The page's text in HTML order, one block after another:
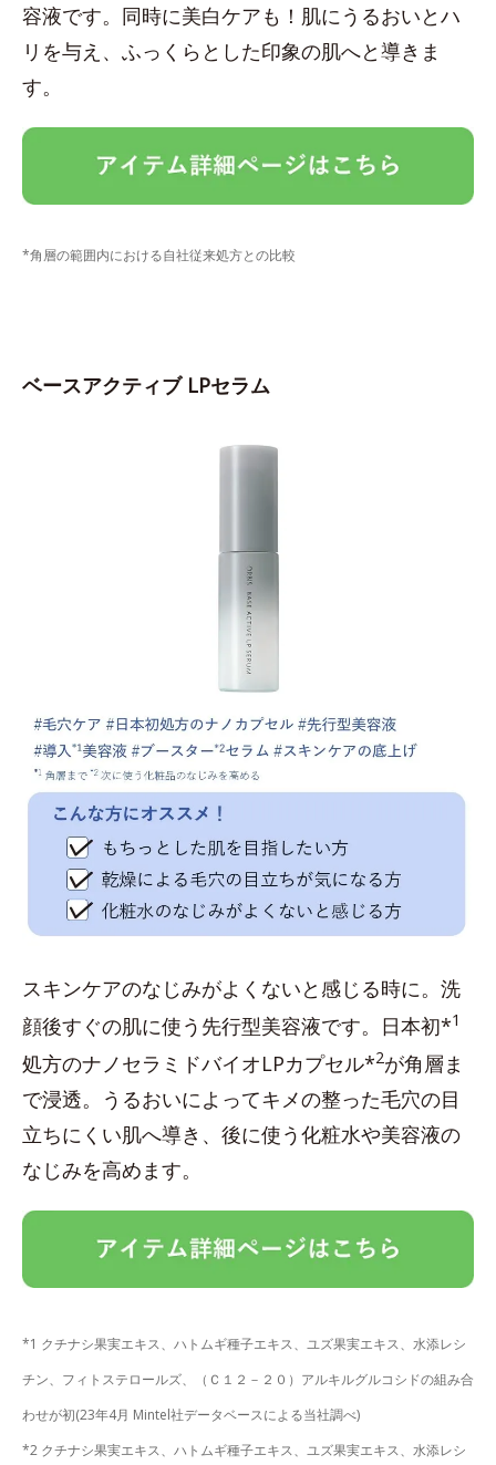
容液です。同時に美白ケアも！肌にうるおいとハ
リを与え、ふっくらとした印象の肌へと導きま
す。
*角層の範囲内における自社従来処方との比較
ベースアクティブ LPセラム
スキンケアのなじみがよくないと感じる時に。洗
顔後すぐの肌に使う先行型美容液です。日本初*1
処方のナノセラミドバイオLPカプセル*2が角層ま
で浸透。うるおいによってキメの整った毛穴の目
立ちにくい肌へ導き、後に使う化粧水や美容液の
なじみを高めます。
*1 クチナシ果実エキス、ハトムギ種子エキス、ユズ果実エキス、水添レシ
チン、フィトステロールズ、（Ｃ１２－２０）アルキルグルコシドの組み合
わせが初(23年4月 Mintel社データベースによる当社調べ)
*2 クチナシ果実エキス、ハトムギ種子エキス、ユズ果実エキス、水添レシ